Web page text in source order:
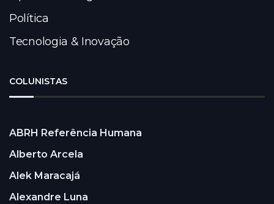
Política
Tecnologia & Inovação
COLUNISTAS
ABRH Referência Humana
Alberto Arcela
Alek Maracajá
Alexandre Luna